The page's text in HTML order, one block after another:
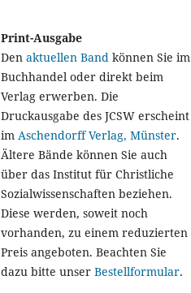
Print-Ausgabe
Den aktuellen Band können Sie im
Buchhandel oder direkt beim
Verlag erwerben. Die
Druckausgabe des JCSW erscheint
im Aschendorff Verlag, Münster.
Ältere Bände können Sie auch
über das Institut für Christliche
Sozialwissenschaften beziehen.
Diese werden, soweit noch
vorhanden, zu einem reduzierten
Preis angeboten. Beachten Sie
dazu bitte unser Bestellformular.